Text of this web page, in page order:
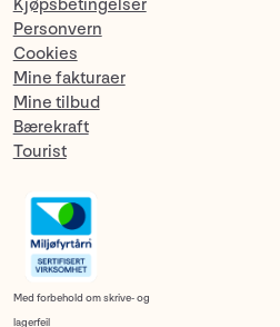
Kjøpsbetingelser
Personvern
Cookies
Mine fakturaer
Mine tilbud
Bærekraft
Tourist
Med forbehold om skrive- og
lagerfeil